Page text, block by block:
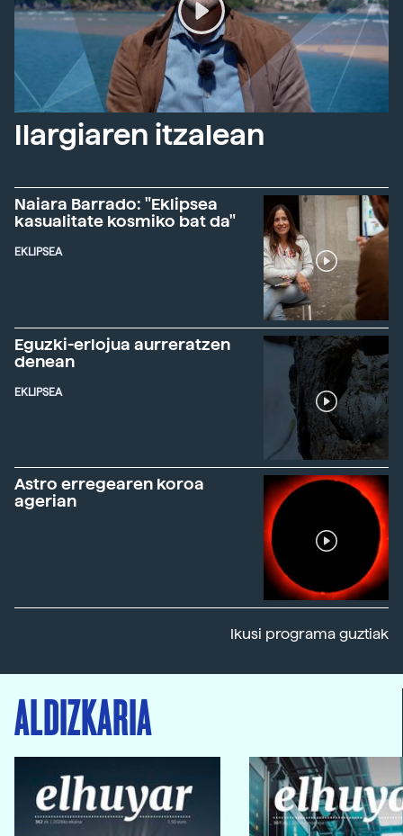
Ilargiaren itzalean
Naiara Barrado: "Eklipsea
kasualitate kosmiko bat da"
EKLIPSEA
Eguzki-erlojua aurreratzen
denean
EKLIPSEA
Astro erregearen koroa
agerian
Ikusi programa guztiak
ALDIZKARIA